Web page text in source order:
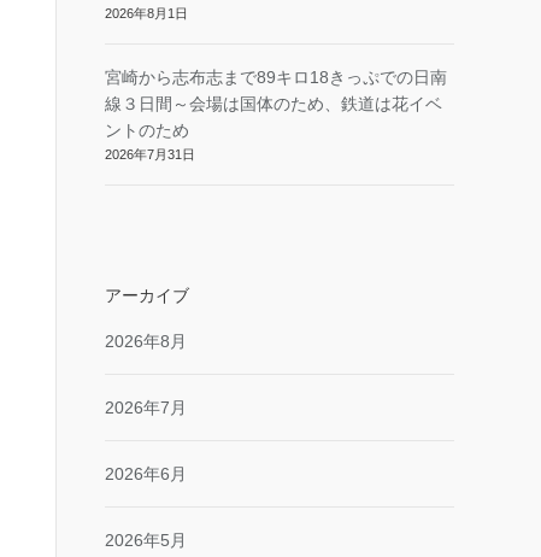
2026年8月1日
宮崎から志布志まで89キロ18きっぷでの日南
線３日間～会場は国体のため、鉄道は花イベ
ントのため
2026年7月31日
アーカイブ
2026年8月
2026年7月
2026年6月
2026年5月